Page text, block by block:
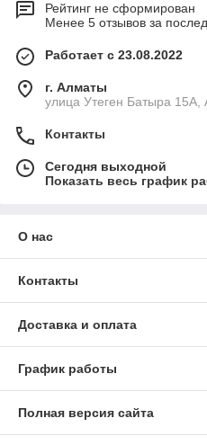
Рейтинг не сформирован
Менее 5 отзывов за
Работает с 23.08.2022
г. Алматы
улица Утеген Батыра 15А,
Контакты
Сегодня выходной
Показать весь график
О нас
Контакты
Доставка и оплата
График работы
Полная версия сайта